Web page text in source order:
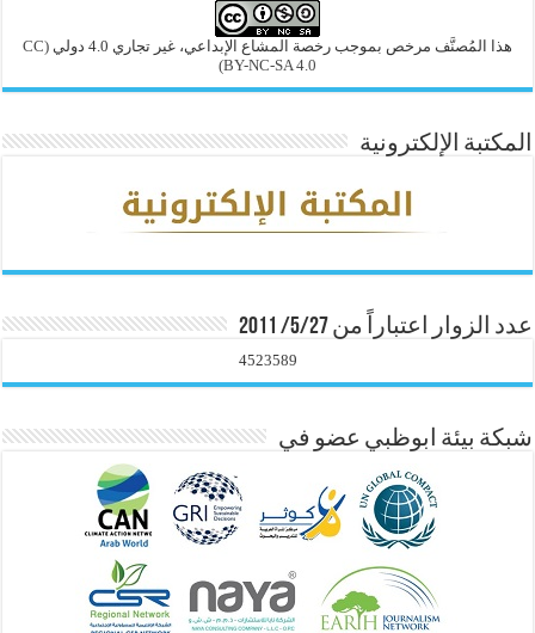
هذا المُصنَّف مرخص بموجب رخصة المشاع الإبداعي، غير تجاري 4.0 دولي
(CC
BY-NC-SA 4.0)
المكتبة الإلكترونية
عدد الزوار اعتباراً من 5/27/ 2011
4523589
شبكة بيئة ابوظبي عضو في